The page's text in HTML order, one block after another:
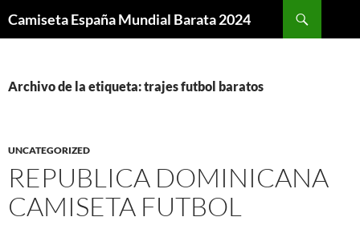
Camiseta España Mundial Barata 2024
Archivo de la etiqueta: trajes futbol baratos
UNCATEGORIZED
REPUBLICA DOMINICANA
CAMISETA FUTBOL